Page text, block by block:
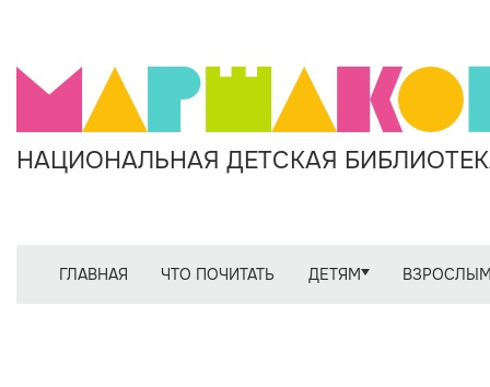
НАЦИОНАЛЬНАЯ ДЕТСКАЯ
ГЛАВНАЯ ЧТО ПОЧИТАТЬ ДЕТЯМ